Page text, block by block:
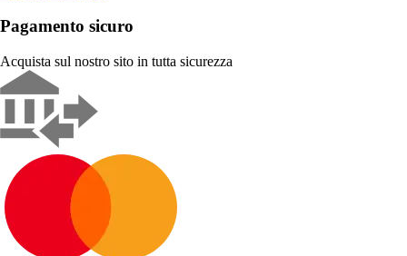
Pagamento sicuro
Acquista sul nostro sito in tutta sicurezza